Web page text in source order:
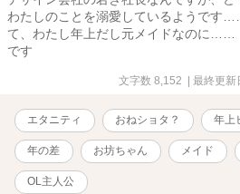
わたしのことを溺愛しているようです
て、わたし年上だし元メイドなの
です
文字数 8,152 | 最終更
エタニティ おねショタ？ 年上
年の差 お坊ちゃん メイド
OL主人公